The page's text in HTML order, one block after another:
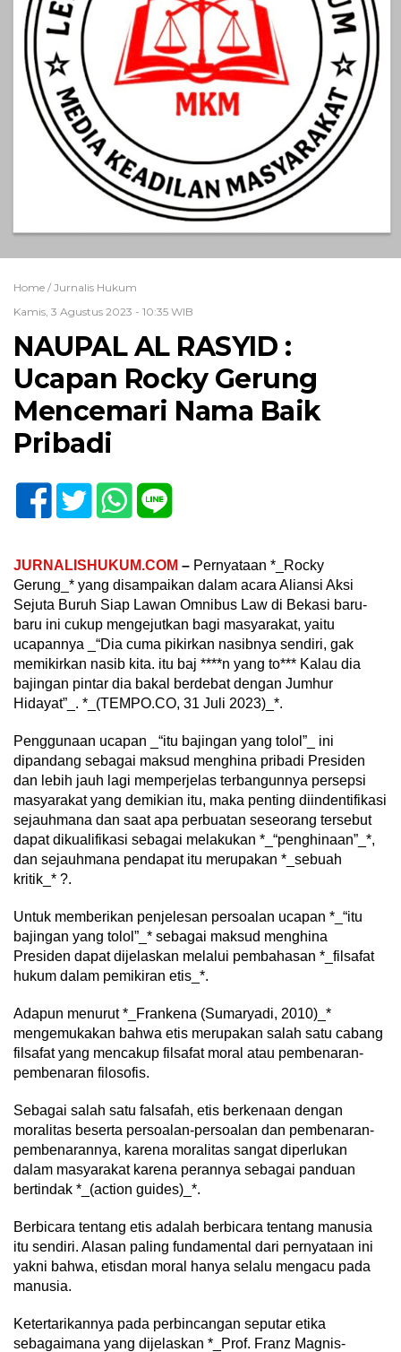
Home / Jurnalis Hukum
Kamis, 3 Agustus 2023 - 10:35 WIB
NAUPAL AL RASYID :
Ucapan Rocky Gerung
Mencemari Nama Baik
Pribadi
JURNALISHUKUM.COM – Pernyataan *_Rocky
Gerung_* yang disampaikan dalam acara Aliansi Aksi
Sejuta Buruh Siap Lawan Omnibus Law di Bekasi baru-
baru ini cukup mengejutkan bagi masyarakat, yaitu
ucapannya _“Dia cuma pikirkan nasibnya sendiri, gak
memikirkan nasib kita. itu baj ****n yang to*** Kalau dia
bajingan pintar dia bakal berdebat dengan Jumhur
Hidayat”_. *_(TEMPO.CO, 31 Juli 2023)_*.
Penggunaan ucapan _“itu bajingan yang tolol”_ ini
dipandang sebagai maksud menghina pribadi Presiden
dan lebih jauh lagi memperjelas terbangunnya persepsi
masyarakat yang demikian itu, maka penting diindentifikasi
sejauhmana dan saat apa perbuatan seseorang tersebut
dapat dikualifikasi sebagai melakukan *_“penghinaan”_*,
dan sejauhmana pendapat itu merupakan *_sebuah
kritik_* ?.
Untuk memberikan penjelesan persoalan ucapan *_“itu
bajingan yang tolol”_* sebagai maksud menghina
Presiden dapat dijelaskan melalui pembahasan *_filsafat
hukum dalam pemikiran etis_*.
Adapun menurut *_Frankena (Sumaryadi, 2010)_*
mengemukakan bahwa etis merupakan salah satu cabang
filsafat yang mencakup filsafat moral atau pembenaran-
pembenaran filosofis.
Sebagai salah satu falsafah, etis berkenaan dengan
moralitas beserta persoalan-persoalan dan pembenaran-
pembenarannya, karena moralitas sangat diperlukan
dalam masyarakat karena perannya sebagai panduan
bertindak *_(action guides)_*.
Berbicara tentang etis adalah berbicara tentang manusia
itu sendiri. Alasan paling fundamental dari pernyataan ini
yakni bahwa, etisdan moral hanya selalu mengacu pada
manusia.
Ketertarikannya pada perbincangan seputar etika
sebagaimana yang dijelaskan *_Prof. Franz Magnis-